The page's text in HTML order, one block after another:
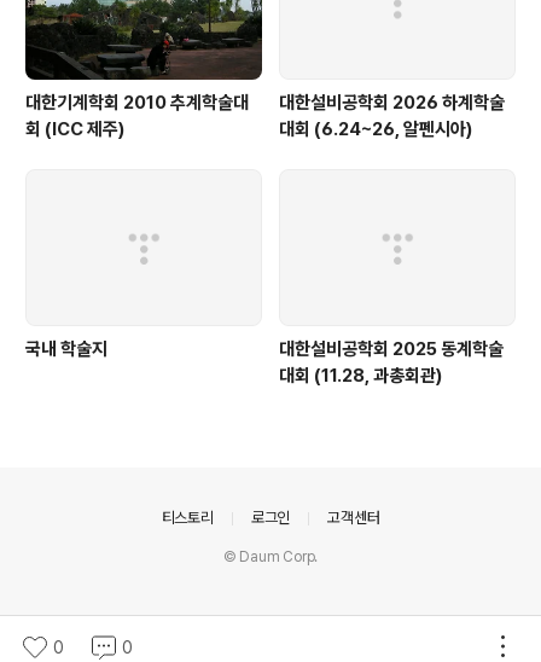
대한기계학회 2010 추계학술대
회 (ICC 제주)
대한설비공학회 2026 하계학술
대회 (6.24~26, 알펜시아)
국내 학술지
대한설비공학회 2025 동계학술
대회 (11.28, 과총회관)
0 0
티스토리 로그인 고객센터
© Daum Corp.